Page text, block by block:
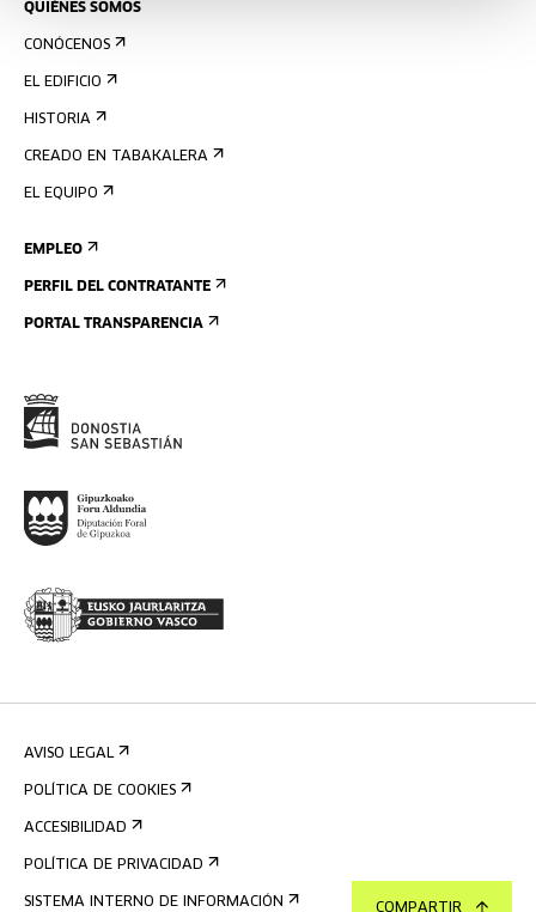
COMPARTIR
QUIÉNES SOMOS
CONÓCENOS
EL EDIFICIO
HISTORIA
CREADO EN TABAKALERA
EL EQUIPO
EMPLEO
PERFIL DEL CONTRATANTE
PORTAL TRANSPARENCIA
AVISO LEGAL
POLÍTICA DE COOKIES
ACCESIBILIDAD
POLÍTICA DE PRIVACIDAD
SISTEMA INTERNO DE INFORMACIÓN